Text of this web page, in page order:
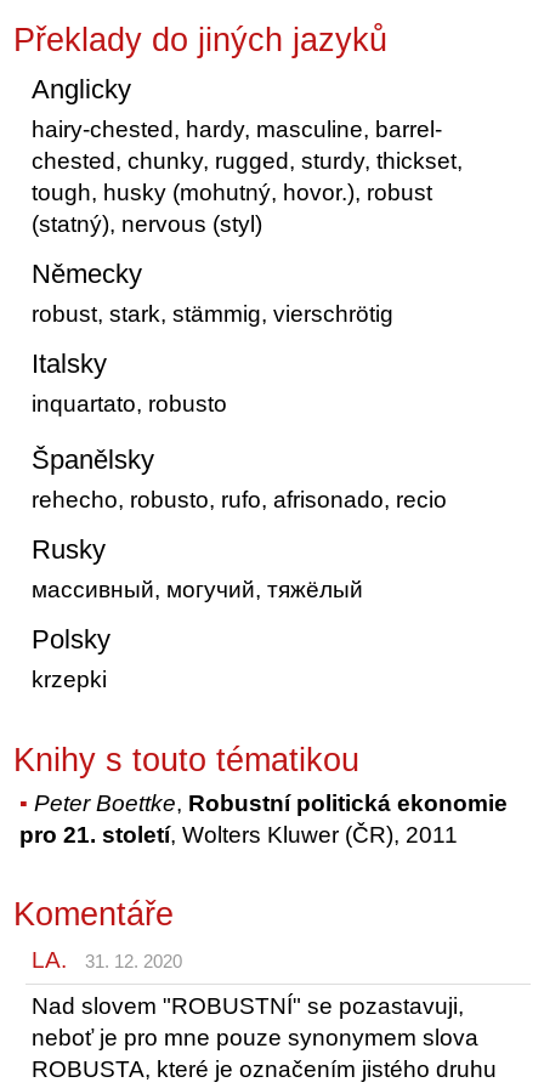
Překlady do jiných jazyků
Anglicky
hairy-chested, hardy, masculine, barrel-
chested, chunky, rugged, sturdy, thickset,
tough, husky (mohutný, hovor.), robust
(statný), nervous (styl)
Německy
robust, stark, stämmig, vierschrötig
Italsky
inquartato, robusto
Španělsky
rehecho, robusto, rufo, afrisonado, recio
Rusky
массивный, могучий, тяжёлый
Polsky
krzepki
Knihy s touto tématikou
Peter Boettke, Robustní politická ekonomie
pro 21. století, Wolters Kluwer (ČR), 2011
Komentáře
LA. 31. 12. 2020
Nad slovem "ROBUSTNÍ" se pozastavuji,
neboť je pro mne pouze synonymem slova
ROBUSTA, které je označením jistého druhu